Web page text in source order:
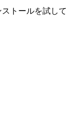
トールを試して